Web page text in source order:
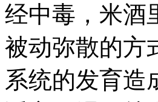
经中毒，米酒
被动弥散的方
系统的发育造